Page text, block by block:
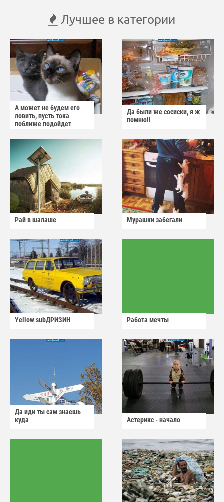
Лучшее в категории
А может не будем его
ловить, пусть тока
поближе подойдет
Да были же сосиски, я ж
помню!!
Рай в шалаше Мурашки забегали
Yellow subДРИЗИН Работа мечты
Да иди ты сам знаешь
куда
Астерикс - начало